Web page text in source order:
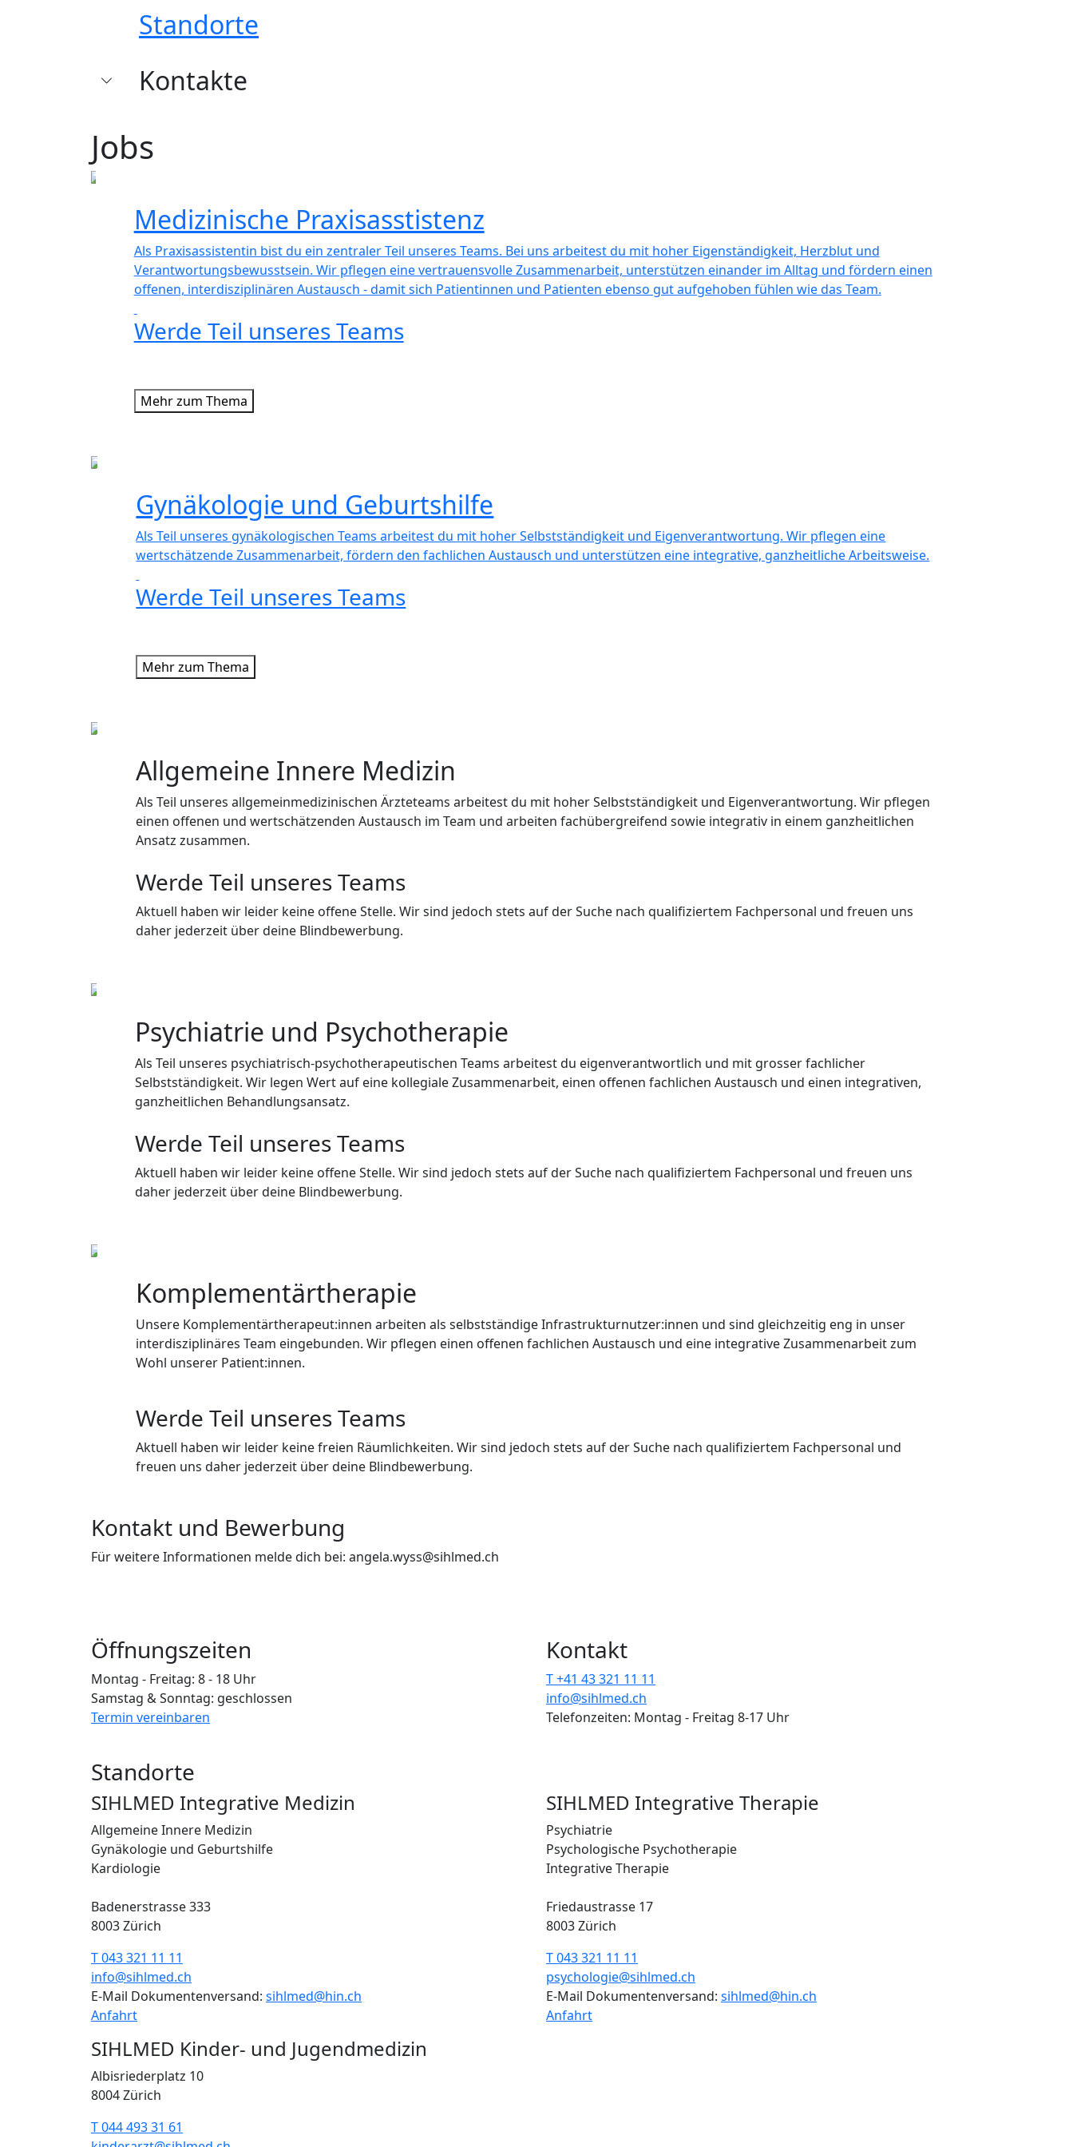
Standorte
Kontakte
Jobs
Medizinische Praxisasstistenz
Als Praxisassistentin bist du ein zentraler Teil unseres Teams. Bei uns arbeitest du mit hoher Eigenständigkeit, Herzblut und
Verantwortungsbewusstsein. Wir pflegen eine vertrauensvolle Zusammenarbeit, unterstützen einander im Alltag und fördern einen
offenen, interdisziplinären Austausch - damit sich Patientinnen und Patienten ebenso gut aufgehoben fühlen wie das Team.
Werde Teil unseres Teams
Mehr zum Thema
Gynäkologie und Geburtshilfe
Als Teil unseres gynäkologischen Teams arbeitest du mit hoher Selbstständigkeit und Eigenverantwortung. Wir pflegen eine
wertschätzende Zusammenarbeit, fördern den fachlichen Austausch und unterstützen eine integrative, ganzheitliche Arbeitsweise.
Werde Teil unseres Teams
Mehr zum Thema
Allgemeine Innere Medizin
Als Teil unseres allgemeinmedizinischen Ärzteteams arbeitest du mit hoher Selbstständigkeit und Eigenverantwortung. Wir pflegen
einen offenen und wertschätzenden Austausch im Team und arbeiten fachübergreifend sowie integrativ in einem ganzheitlichen
Ansatz zusammen.
Werde Teil unseres Teams
Aktuell haben wir leider keine offene Stelle. Wir sind jedoch stets auf der Suche nach qualifiziertem Fachpersonal und freuen uns
daher jederzeit über deine Blindbewerbung.
Psychiatrie und Psychotherapie
Als Teil unseres psychiatrisch-psychotherapeutischen Teams arbeitest du eigenverantwortlich und mit grosser fachlicher
Selbstständigkeit. Wir legen Wert auf eine kollegiale Zusammenarbeit, einen offenen fachlichen Austausch und einen integrativen,
ganzheitlichen Behandlungsansatz.
Werde Teil unseres Teams
Aktuell haben wir leider keine offene Stelle. Wir sind jedoch stets auf der Suche nach qualifiziertem Fachpersonal und freuen uns
daher jederzeit über deine Blindbewerbung.
Komplementärtherapie
Unsere Komplementärtherapeut:innen arbeiten als selbstständige Infrastrukturnutzer:innen und sind gleichzeitig eng in unser
interdisziplinäres Team eingebunden. Wir pflegen einen offenen fachlichen Austausch und eine integrative Zusammenarbeit zum
Wohl unserer Patient:innen.
Werde Teil unseres Teams
Aktuell haben wir leider keine freien Räumlichkeiten. Wir sind jedoch stets auf der Suche nach qualifiziertem Fachpersonal und
freuen uns daher jederzeit über deine Blindbewerbung.
Kontakt und Bewerbung
Für weitere Informationen melde dich bei: angela.wyss@sihlmed.ch
Öffnungszeiten
Montag - Freitag: 8 - 18 Uhr
Samstag & Sonntag: geschlossen
Termin vereinbaren
Kontakt
T +41 43 321 11 11
info@sihlmed.ch
Telefonzeiten: Montag - Freitag 8-17 Uhr
Standorte
SIHLMED Integrative Medizin
Allgemeine Innere Medizin
Gynäkologie und Geburtshilfe
Kardiologie
Badenerstrasse 333
8003 Zürich
T 043 321 11 11
info@sihlmed.ch
E-Mail Dokumentenversand: sihlmed@hin.ch
Anfahrt
SIHLMED Integrative Therapie
Psychiatrie
Psychologische Psychotherapie
Integrative Therapie
Friedaustrasse 17
8003 Zürich
T 043 321 11 11
psychologie@sihlmed.ch
E-Mail Dokumentenversand: sihlmed@hin.ch
Anfahrt
SIHLMED Kinder- und Jugendmedizin
Albisriederplatz 10
8004 Zürich
T 044 493 31 61